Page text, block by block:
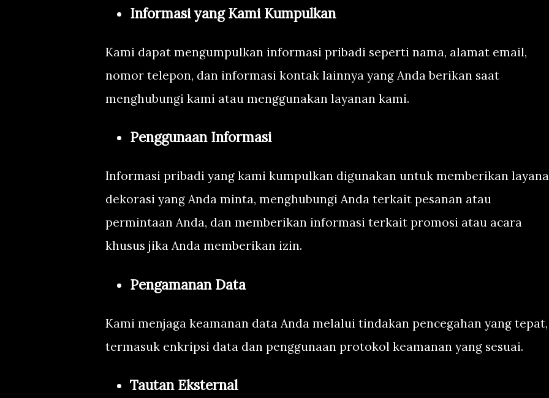
Informasi yang Kami Kumpulkan
Kami dapat mengumpulkan informasi pribadi seperti nama, alamat email,
nomor telepon, dan informasi kontak lainnya yang Anda berikan saat
menghubungi kami atau menggunakan layanan kami.
Penggunaan Informasi
Informasi pribadi yang kami kumpulkan digunakan untuk memberikan
dekorasi yang Anda minta, menghubungi Anda terkait pesanan atau
permintaan Anda, dan memberikan informasi terkait promosi atau acara
khusus jika Anda memberikan izin.
Pengamanan Data
Kami menjaga keamanan data Anda melalui tindakan pencegahan yang tepat,
termasuk enkripsi data dan penggunaan protokol keamanan yang sesuai.
Tautan Eksternal